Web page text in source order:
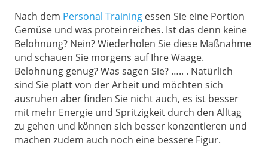
Nach dem Personal Training essen Sie eine Portion
Gemüse und was proteinreiches. Ist das denn keine
Belohnung? Nein? Wiederholen Sie diese Maßnahme
und schauen Sie morgens auf Ihre Waage.
Belohnung genug? Was sagen Sie? ….. . Natürlich
sind Sie platt von der Arbeit und möchten sich
ausruhen aber finden Sie nicht auch, es ist besser
mit mehr Energie und Spritzigkeit durch den Alltag
zu gehen und können sich besser konzentieren und
machen zudem auch noch eine bessere Figur.